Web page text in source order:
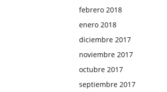
febrero 2018
enero 2018
diciembre 2017
noviembre 2017
octubre 2017
septiembre 2017